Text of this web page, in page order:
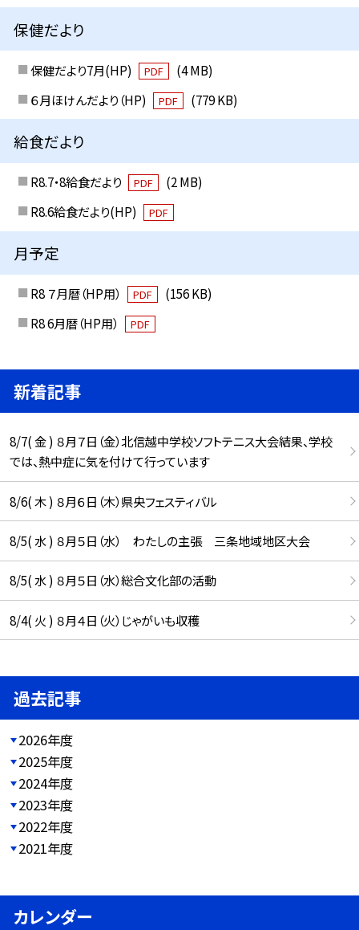
保健だより
保健だより7月(HP) PDF
(4 MB)
６月ほけんだより（HP)
PDF (779 KB)
給食だより
R8.7・8給食だより PDF
(2 MB)
R8.6給食だより(HP)
PDF
月予定
R8 ７月暦（HP用） PDF
(156 KB)
R8 6月暦（HP用）
PDF
新着記事
8/7( 金 ) ８月７日（金）北信越中学校ソフトテニス大会結果、学校
では、熱中症に気を付けて行っています
8/6( 木 ) ８月６日（木）県央フェスティバル
8/5( 水 ) ８月５日（水） わたしの主張 三条地域地区大会
8/5( 水 ) ８月５日（水）総合文化部の活動
8/4( 火 ) ８月４日（火）じゃがいも収穫
過去記事
2026年度
2025年度
2024年度
2023年度
2022年度
2021年度
カレンダー